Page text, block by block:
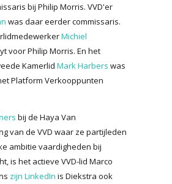
bij Philip Morris. VVD'er
was daar eerder commissaris.
Michiel
voor Philip Morris. En het
Kamerlid Mark Harbers was
Platform Verkooppunten
bij de Haya Van
van de VVD waar ze partijleden
ambitie vaardigheden bij
is het actieve VVD-lid Marco
zijn LinkedIn is Diekstra ook